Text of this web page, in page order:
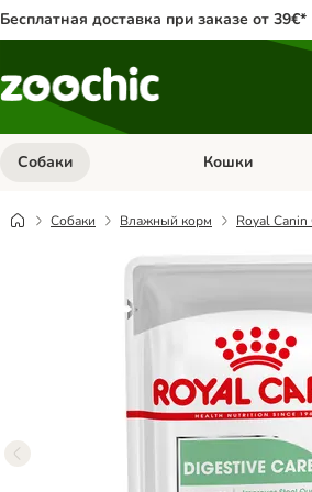
Бесплатная доставка при заказе от 39€*
Собаки Откройте меню
Кошки
Собаки Влажный корм Royal